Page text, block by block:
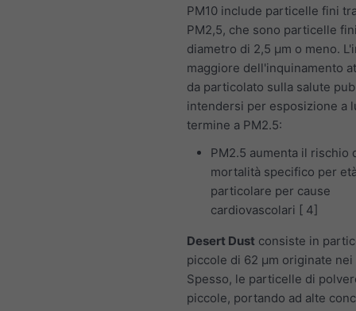
PM10 include particelle fini
PM2,5, che sono particelle
diametro di 2,5 μm o meno.
maggiore dell'inquinamento
da particolato sulla salute
intendersi per esposizione a
termine a PM2.5:
PM2.5 aumenta il rischio
mortalità specifico per
particolare per cause
cardiovascolari [ 4]
Desert Dust consiste in
piccole di 62 μm originate
Spesso, le particelle di
piccole, portando ad alte